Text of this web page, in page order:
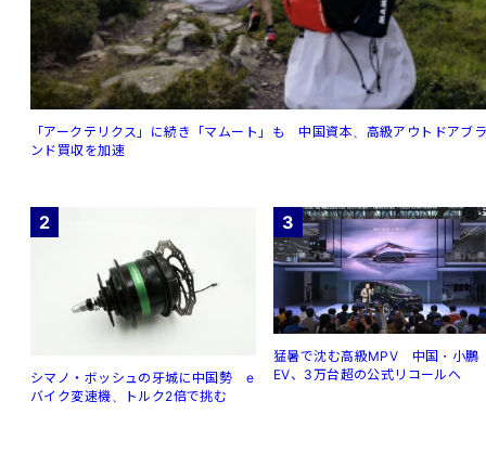
「アークテリクス」に続き「マムート」も 中国資本、高級アウトドアブ
ンド買収を加速
2
シマノ・ボッシュの牙城に中国勢 e
バイク変速機、トルク2倍で挑む
3
猛暑で沈む高級MPV 中国・小鵬
EV、3万台超の公式リコールへ